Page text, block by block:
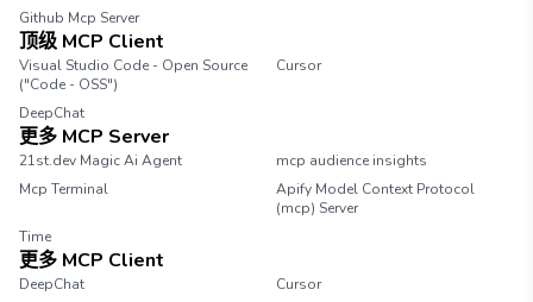
Github Mcp Server
顶级 MCP Client
Visual Studio Code - Open Source
("Code - OSS")
Cursor
DeepChat
更多 MCP Server
21st.dev Magic Ai Agent
mcp audience insights
Mcp Terminal
Apify Model Context Protocol
(mcp) Server
Time
更多 MCP Client
DeepChat
Cursor